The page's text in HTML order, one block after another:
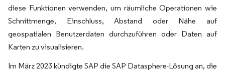
diese Funktionen verwenden, um räumliche Operationen wie
Schnittmenge, Einschluss, Abstand oder Nähe auf
geospatialen Benutzerdaten durchzuführen oder Daten auf
Karten zu visualisieren.
Im März 2023 kündigte SAP die SAP Datasphere-Lösung an, die